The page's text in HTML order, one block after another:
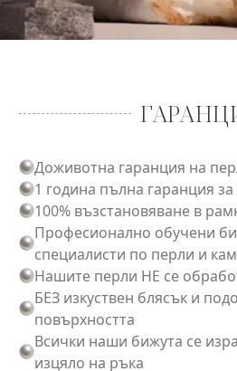
Доживотна гаранция на
1 година пълна гаранция за
100% възстановяване в
Професионално обучени
специалисти по перли и
Нашите перли НЕ се
БЕЗ изкуствен блясък и
повърхността
Всички наши бижута се
изцяло на ръка